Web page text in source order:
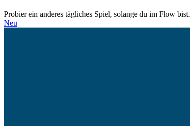
Probier ein anderes tägliches Spiel, solange du im Flow bist.
Neu